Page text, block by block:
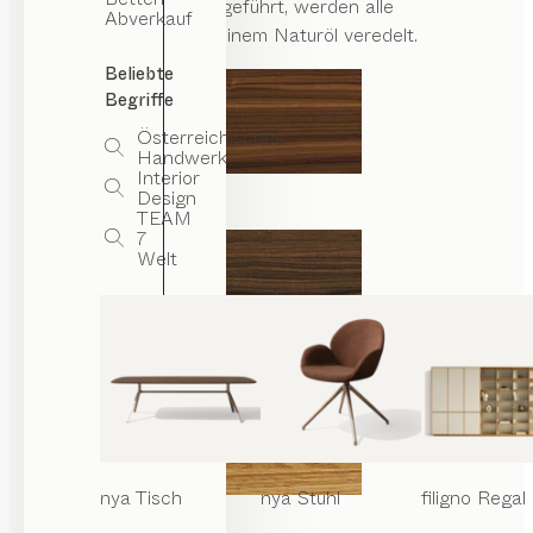
Abverkauf
Beliebte
Begriffe
Österreichisches
Handwerk
Interior
Design
TEAM
7
Welt
nyaTisch nyaStuhl filigno Regal
Wenn nicht anders angeführt, werden alle
Holzoberflächen mit reinem Naturöl veredelt.
Nussbaum